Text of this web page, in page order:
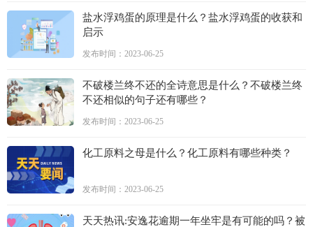
盐水浮鸡蛋的原理是什么？盐水浮鸡蛋的收获和
启示
发布时间：2023-06-25
不破楼兰终不还的全诗意思是什么？不破楼兰终
不还相似的句子还有哪些？
发布时间：2023-06-25
化工原料之母是什么？化工原料有哪些种类？
发布时间：2023-06-25
天天热讯:安逸花逾期一年坐牢是有可能的吗？被